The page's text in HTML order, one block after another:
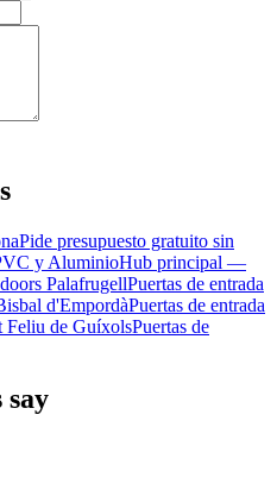
Pide presupuesto gratuito sin
y AluminioHub principal —
PalafrugellPuertas de entrada
d'EmpordàPuertas de entrada
Feliu de GuíxolsPuertas de
say